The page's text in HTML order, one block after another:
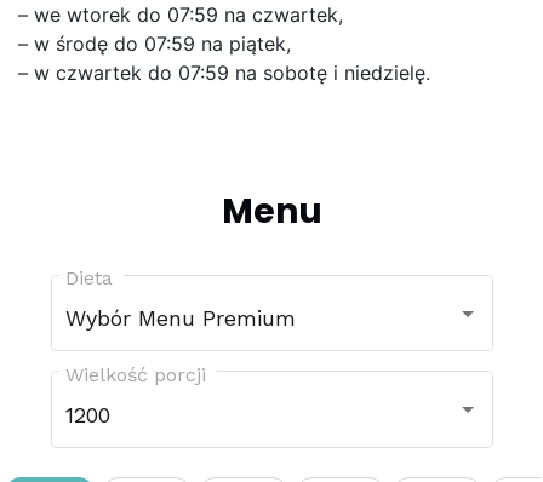
– we wtorek do 07:59 na czwartek,
– w środę do 07:59 na piątek,
– w czwartek do 07:59 na sobotę i niedzielę.
Menu
Wybór Menu Premium
Dieta
1200
Wielkość porcji